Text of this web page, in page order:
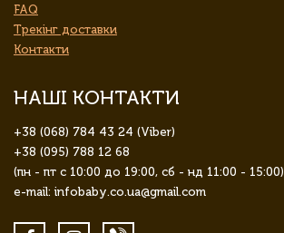
FAQ
Трекінг доставки
Контакти
НАШІ КОНТАКТИ
+38 (068) 784 43 24 (Viber)
+38 (095) 788 12 68
(пн - пт с 10:00 до 19:00, сб - нд 11:00 - 15:00)
e-mail: infobaby.co.ua@gmail.com